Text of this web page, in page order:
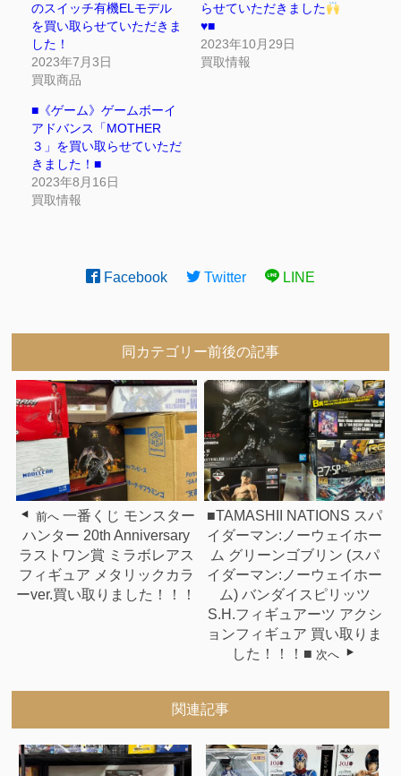
のスイッチ有機ELモデル
を買い取らせていただきま
した！
2023年7月3日
買取商品
らせていただきました
♥️■
2023年10月29日
買取情報
■《ゲーム》ゲームボーイ
アドバンス「MOTHER
３」を買い取らせていただ
きました！■
2023年8月16日
買取情報
Facebook Twitter LINE
同カテゴリー前後の記事
前へ 一番くじ モンスター
ハンター 20th Anniversary
ラストワン賞 ミラボレアス
フィギュア メタリックカラ
ーver.買い取りました！！！
■TAMASHII NATIONS スパ
イダーマン:ノーウェイホー
ム グリーンゴブリン (スパ
イダーマン:ノーウェイホー
ム) バンダイスピリッツ
S.H.フィギュアーツ アクシ
ョンフィギュア 買い取りま
した！！！■ 次へ
関連記事